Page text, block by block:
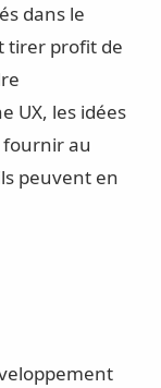
dans le
tirer profit de
UX, les idées
au
peuvent en